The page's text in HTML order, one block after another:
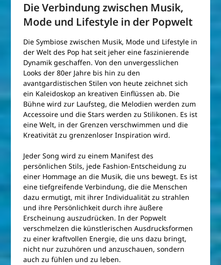
Die Verbindung zwischen Musik,
Mode und Lifestyle in der Popwelt
Die Symbiose zwischen Musik, Mode und Lifestyle in
der Welt des Pop hat seit jeher eine faszinierende
Dynamik geschaffen. Von den unvergesslichen
Looks der 80er Jahre bis hin zu den
avantgardistischen Stilen von heute zeichnet sich
ein Kaleidoskop an kreativen Einflüssen ab. Die
Bühne wird zur Laufsteg, die Melodien werden zum
Accessoire und die Stars werden zu Stilikonen. Es ist
eine Welt, in der Grenzen verschwimmen und die
Kreativität zu grenzenloser Inspiration wird.
Jeder Song wird zu einem Manifest des
persönlichen Stils, jede Fashion-Entscheidung zu
einer Hommage an die Musik, die uns bewegt. Es ist
eine tiefgreifende Verbindung, die die Menschen
dazu ermutigt, mit ihrer Individualität zu strahlen
und ihre Persönlichkeit durch ihre äußere
Erscheinung auszudrücken. In der Popwelt
verschmelzen die künstlerischen Ausdrucksformen
zu einer kraftvollen Energie, die uns dazu bringt,
nicht nur zuzuhören und anzuschauen, sondern
auch zu fühlen und zu leben.